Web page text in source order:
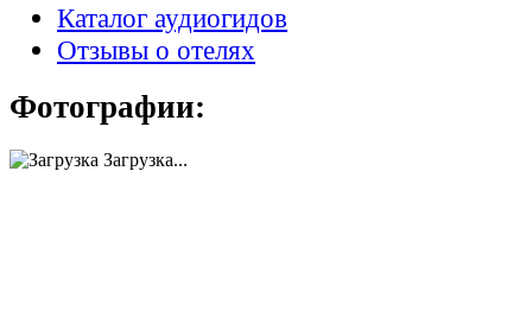
Каталог аудиогидов
Отзывы о отелях
Фотографии:
Загрузка...